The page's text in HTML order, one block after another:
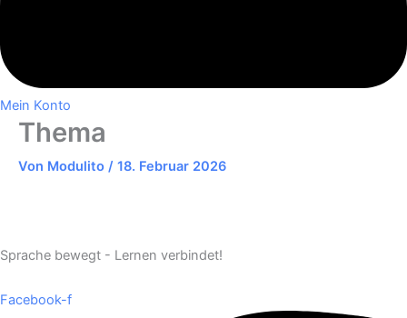
Mein Konto
Thema
Von Modulito / 18. Februar 2026
Sprache bewegt - Lernen verbindet!
Facebook-f